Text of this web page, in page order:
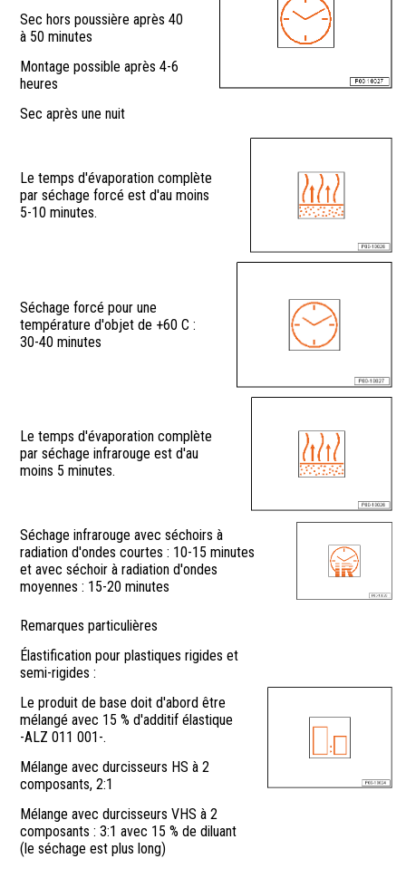
Sec hors poussière après 40
à 50 minutes
Montage possible après 4-6
heures
Sec après une nuit
Le temps d'évaporation complète
par séchage forcé est d'au moins
5-10 minutes.
Séchage forcé pour une
température d'objet de +60 C :
30-40 minutes
Le temps d'évaporation complète
par séchage infrarouge est d'au
moins 5 minutes.
Séchage infrarouge avec séchoirs à
radiation d'ondes courtes : 10-15 minutes
et avec séchoir à radiation d'ondes
moyennes : 15-20 minutes
Remarques particulières
Élastification pour plastiques rigides et
semi-rigides :
Le produit de base doit d'abord être
mélangé avec 15 % d'additif élastique
-ALZ 011 001-.
Mélange avec durcisseurs HS à 2
composants, 2:1
Mélange avec durcisseurs VHS à 2
composants : 3:1 avec 15 % de diluant
(le séchage est plus long)